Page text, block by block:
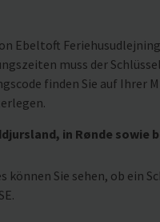
Ebeltoft
muss der
finden Sie auf Ihrer
in Rønde sowie
können Sie sehen, ob ein